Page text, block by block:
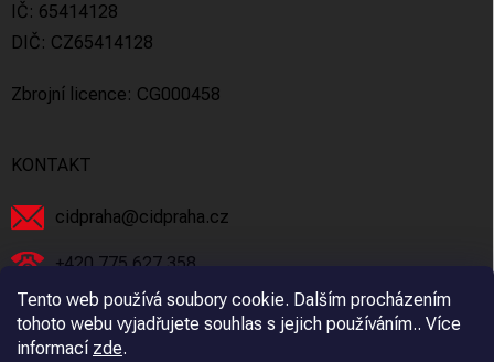
Tento web používá soubory cookie. Dalším procházením
tohoto webu vyjadřujete souhlas s jejich používáním.. Více
informací zde.
IČ: 65414128
DIČ: CZ65414128
Zbrojní licence: CG000458
KONTAKT
cidpraha@cidpraha.cz
+420 775 627 358
Facebook
cidpraha_zbrane